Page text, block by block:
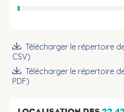
Télécharger le répertoire
CSV)
Télécharger le répertoire
PDF)